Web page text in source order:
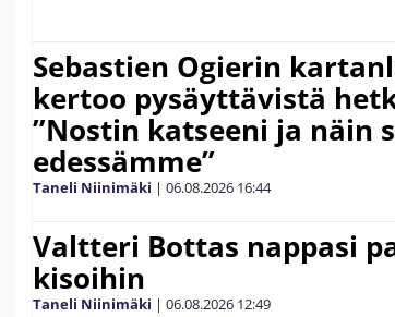
Sebastien Ogierin
kertoo pysäyttävistä
”Nostin katseeni ja näin
edessämme”
Taneli Niinimäki | 06.08.2026 16:44
Valtteri Bottas nappasi
kisoihin
Taneli Niinimäki | 06.08.2026 12:49